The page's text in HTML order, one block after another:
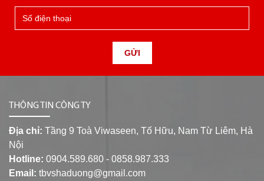
GỬI
THÔNG TIN CÔNG TY
Địa chỉ: Tầng 9 Toà Viwaseen, Tố Hữu, Nam Từ Liêm, Hà
Nội
Hotline: 0904.589.680 - 0858.987.333
Email: tbvshaduong@gmail.com